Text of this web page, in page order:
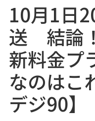
10月1日
送 結論
新料金プ
なのはこ
デジ90】